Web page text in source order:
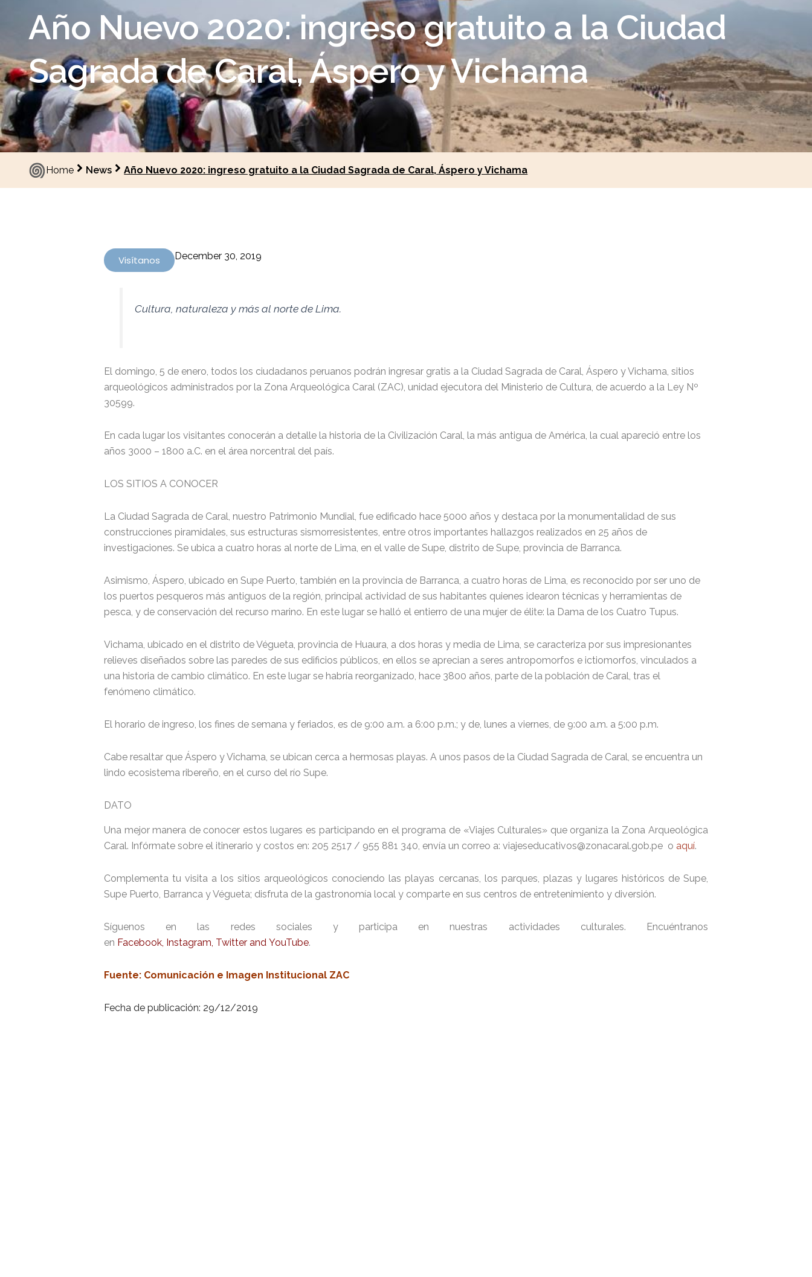
Año Nuevo 2020: ingreso gratuito a la Ciudad
Sagrada de Caral, Áspero y Vichama
Home News Año Nuevo 2020: ingreso gratuito a la Ciudad Sagrada de Caral, Áspero y Vichama
Visítanos December 30, 2019
Cultura, naturaleza y más al norte de Lima.
El domingo, 5 de enero, todos los ciudadanos peruanos podrán ingresar gratis a la Ciudad Sagrada de Caral, Áspero y Vichama, sitios
arqueológicos administrados por la Zona Arqueológica Caral (ZAC), unidad ejecutora del Ministerio de Cultura, de acuerdo a la Ley Nº
30599.
En cada lugar los visitantes conocerán a detalle la historia de la Civilización Caral, la más antigua de América, la cual apareció entre los
años 3000 – 1800 a.C. en el área norcentral del país.
LOS SITIOS A CONOCER
La Ciudad Sagrada de Caral, nuestro Patrimonio Mundial, fue edificado hace 5000 años y destaca por la monumentalidad de sus
construcciones piramidales, sus estructuras sismorresistentes, entre otros importantes hallazgos realizados en 25 años de
investigaciones. Se ubica a cuatro horas al norte de Lima, en el valle de Supe, distrito de Supe, provincia de Barranca.
Asimismo, Áspero, ubicado en Supe Puerto, también en la provincia de Barranca, a cuatro horas de Lima, es reconocido por ser uno de
los puertos pesqueros más antiguos de la región, principal actividad de sus habitantes quienes idearon técnicas y herramientas de
pesca, y de conservación del recurso marino. En este lugar se halló el entierro de una mujer de élite: la Dama de los Cuatro Tupus.
Vichama, ubicado en el distrito de Végueta, provincia de Huaura, a dos horas y media de Lima, se caracteriza por sus impresionantes
relieves diseñados sobre las paredes de sus edificios públicos, en ellos se aprecian a seres antropomorfos e ictiomorfos, vinculados a
una historia de cambio climático. En este lugar se habría reorganizado, hace 3800 años, parte de la población de Caral, tras el
fenómeno climático.
El horario de ingreso, los fines de semana y feriados, es de 9:00 a.m. a 6:00 p.m.; y de, lunes a viernes, de 9:00 a.m. a 5:00 p.m.
Cabe resaltar que Áspero y Vichama, se ubican cerca a hermosas playas. A unos pasos de la Ciudad Sagrada de Caral, se encuentra un
lindo ecosistema ribereño, en el curso del río Supe.
DATO
Una mejor manera de conocer estos lugares es participando en el programa de «Viajes Culturales» que organiza la Zona Arqueológica
Caral. Infórmate sobre el itinerario y costos en: 205 2517 / 955 881 340, envía un correo a: viajeseducativos@zonacaral.gob.pe o aquí.
Complementa tu visita a los sitios arqueológicos conociendo las playas cercanas, los parques, plazas y lugares históricos de Supe,
Supe Puerto, Barranca y Végueta; disfruta de la gastronomía local y comparte en sus centros de entretenimiento y diversión.
Síguenos en las redes sociales y participa en nuestras actividades culturales. Encuéntranos
en Facebook, Instagram, Twitter and YouTube.
Fuente: Comunicación e Imagen Institucional ZAC
Fecha de publicación: 29/12/2019